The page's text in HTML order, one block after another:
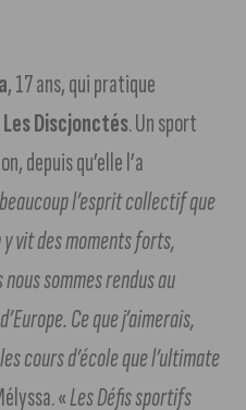
, 17 ans, qui pratique
Les Discjonctés. Un sport
depuis qu’elle l’a
beaucoup l’esprit collectif que
vit des moments forts,
sommes rendus au
Ce que j’aimerais,
cours d’école que l’ultimate
«Les Défis sportifs